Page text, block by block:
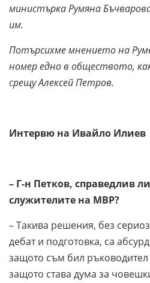
министърка Румяна
им.
Потърсихме мнението на
номер едно в обществото,
срещу Алексей Петров.
Интервю на Ивайло Илиев
– Г-н Петков, справедлив
служителите на МВР?
– Такива решения, без
дебат и подготовка, са
защото съм бил ръководител
защото става дума за